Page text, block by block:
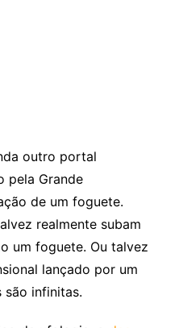
outro portal
pela Grande
de um foguete.
realmente subam
um foguete. Ou talvez
lançado por um
são infinitas.